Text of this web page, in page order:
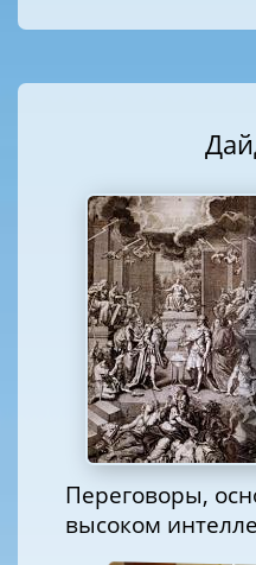
Переговоры,
высоком